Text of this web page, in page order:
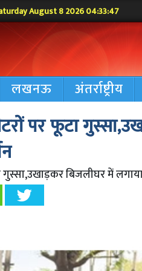
August 8 2026 04:33:48
लखनऊ अंतर्राष्ट्रीय
पर फूटा
गुस्सा,उखाड़कर बिजलीघर में